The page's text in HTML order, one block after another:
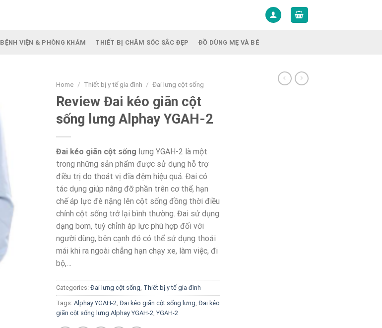
BỆNH VIỆN & PHÒNG KHÁM THIẾT BỊ CHĂM SÓC SẮC ĐẸP ĐỒ DÙNG MẸ VÀ BÉ
Home / Thiết bị y tế gia đình / Đai lưng cột sống
Review Đai kéo giãn cột
sống lưng Alphay YGAH-2
Đai kéo giãn cột sống lưng YGAH-2 là một
trong những sản phẩm được sử dụng hỗ trợ
điều trị do thoát vị đĩa đệm hiệu quả. Đai có
tác dụng giúp nâng đỡ phần trên cơ thể, hạn
chế áp lực đè nặng lên cột sống đồng thời điều
chỉnh cột sống trở lại bình thường. Đai sử dụng
dạng bơm, tuỳ chỉnh áp lực phù hợp đối với
người dùng, bên cạnh đó có thể sử dụng thoải
mái khi ra ngoài chẳng hạn chạy xe, làm việc, đi
bộ,…
Categories: Đai lưng cột sống Thiết bị y tế gia đình
Tags: Alphay YGAH-2 Đai kéo giãn cột sống lưng Đai kéo
giãn cột sống lưng Alphay YGAH-2 YGAH-2